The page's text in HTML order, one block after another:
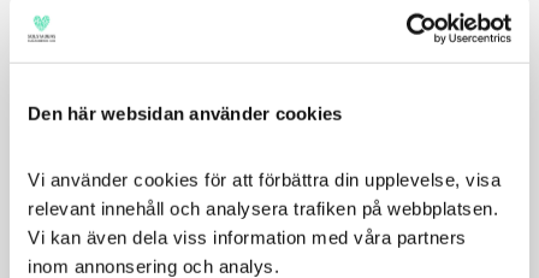
Den här websidan använder cookies
Vi använder cookies för att förbättra din upplevelse, visa
relevant innehåll och analysera trafiken på webbplatsen.
Vi kan även dela viss information med våra partners
inom annonsering och analys.
Längd 27 cm, bredd 32 cm, höjd 20 - 26 cm
Relaterade produkter